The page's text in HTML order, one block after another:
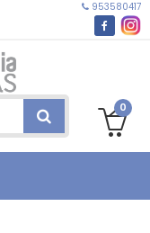
953580417
0